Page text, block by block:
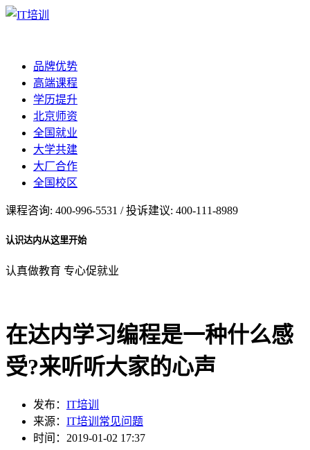
品牌优势
高端课程
学历提升
北京师资
全国就业
大学共建
大厂合作
全国校区
课程咨询: 400-996-5531 / 投诉建议: 400-111-8989
认识达内从这里开始
认真做教育 专心促就业
在达内学习编程是一种什么感
受?来听听大家的心声
发布： IT培训
来源： IT培训常见问题
时间：2019-01-02 17:37